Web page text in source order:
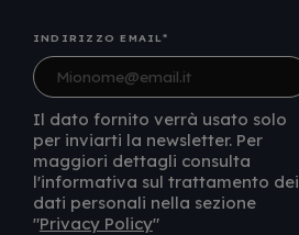
INDIRIZZO EMAIL
Il dato fornito verrà usato solo
per inviarti la newsletter. Per
maggiori dettagli consulta
l'informativa sul trattamento dei
dati personali nella sezione
"Privacy Policy"